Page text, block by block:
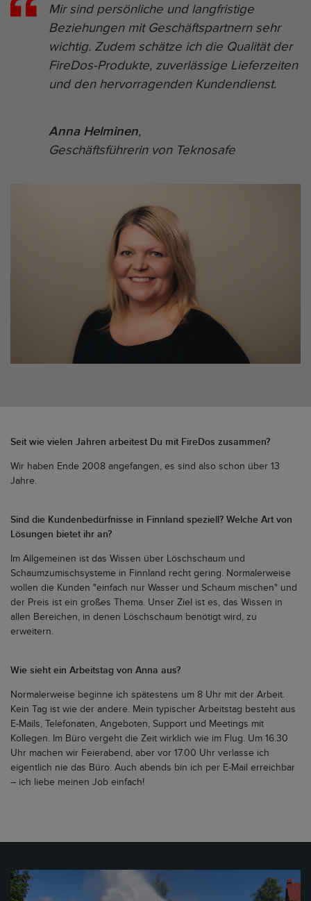
Mir sind persönliche und langfristige
Beziehungen mit Geschäftspartnern sehr
wichtig. Zudem schätze ich die Qualität der
FireDos-Produkte, zuverlässige Lieferzeiten
und den hervorragenden Kundendienst.
Anna Helminen,
Geschäftsführerin von Teknosafe
Seit wie vielen Jahren arbeitest Du mit FireDos zusammen?
Wir haben Ende 2008 angefangen, es sind also schon über 13
Jahre.
Sind die Kundenbedürfnisse in Finnland speziell? Welche Art von
Lösungen bietet ihr an?
Im Allgemeinen ist das Wissen über Löschschaum und
Schaumzumischsysteme in Finnland recht gering. Normalerweise
wollen die Kunden "einfach nur Wasser und Schaum mischen" und
der Preis ist ein großes Thema. Unser Ziel ist es, das Wissen in
allen Bereichen, in denen Löschschaum benötigt wird, zu
erweitern.
Wie sieht ein Arbeitstag von Anna aus?
Normalerweise beginne ich spätestens um 8 Uhr mit der Arbeit.
Kein Tag ist wie der andere. Mein typischer Arbeitstag besteht aus
E-Mails, Telefonaten, Angeboten, Support und Meetings mit
Kollegen. Im Büro vergeht die Zeit wirklich wie im Flug. Um 16.30
Uhr machen wir Feierabend, aber vor 17.00 Uhr verlasse ich
eigentlich nie das Büro. Auch abends bin ich per E-Mail erreichbar
– ich liebe meinen Job einfach!